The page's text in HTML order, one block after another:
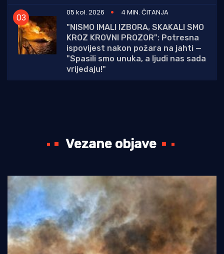
05 kol. 2026
4 MIN. ČITANJA
"NISMO IMALI IZBORA, SKAKALI SMO
KROZ KROVNI PROZOR": Potresna
ispovijest nakon požara na jahti —
"Spasili smo unuka, a ljudi nas sada
vrijeđaju!"
Vezane objave